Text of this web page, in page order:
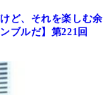
ど、それを楽しむ余
ブルだ】第221回